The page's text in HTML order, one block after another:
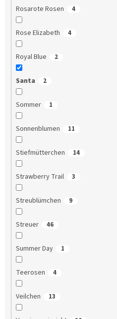
Rosarote Rosen 4
Rose Elizabeth 4
Royal Blue 2
Santa 2
Sommer 1
Sonnenblumen 11
Stiefmütterchen 14
Strawberry Trail 3
Streublümchen 9
Streuer 46
Summer Day 1
Teerosen 4
Veilchen 13